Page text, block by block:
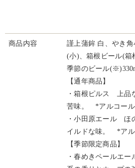
商品内容
謹上蒲鉾 白、やき
(小)、箱根ビール(箱
季節のビール
【通年商品】
・箱根ピルス 上品
苦味。 *アルコール
・小田原エール ほ
イルドな味。 *アル
【季節限定商品】
・春めきペールエ